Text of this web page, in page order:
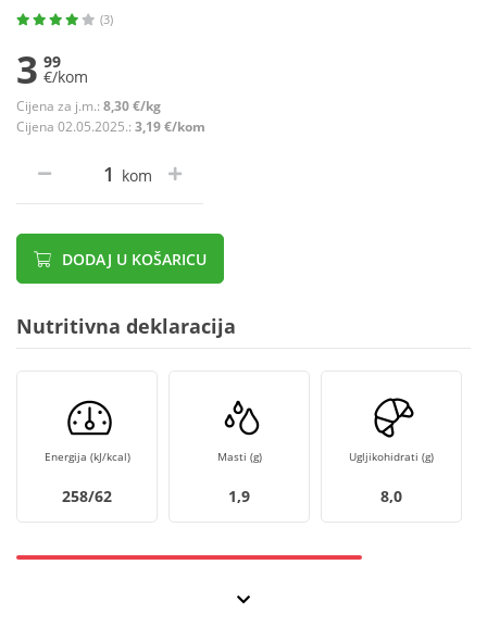
(3)
3 99
€/kom
Cijena za j.m.: 8,30 €/kg
Cijena 02.05.2025.: 3,19 €/kom
kom
DODAJ U KOŠARICU
Nutritivna deklaracija
Energija (kJ/kcal)
258/62
Masti (g)
1,9
Ugljikohidrati (g)
8,0